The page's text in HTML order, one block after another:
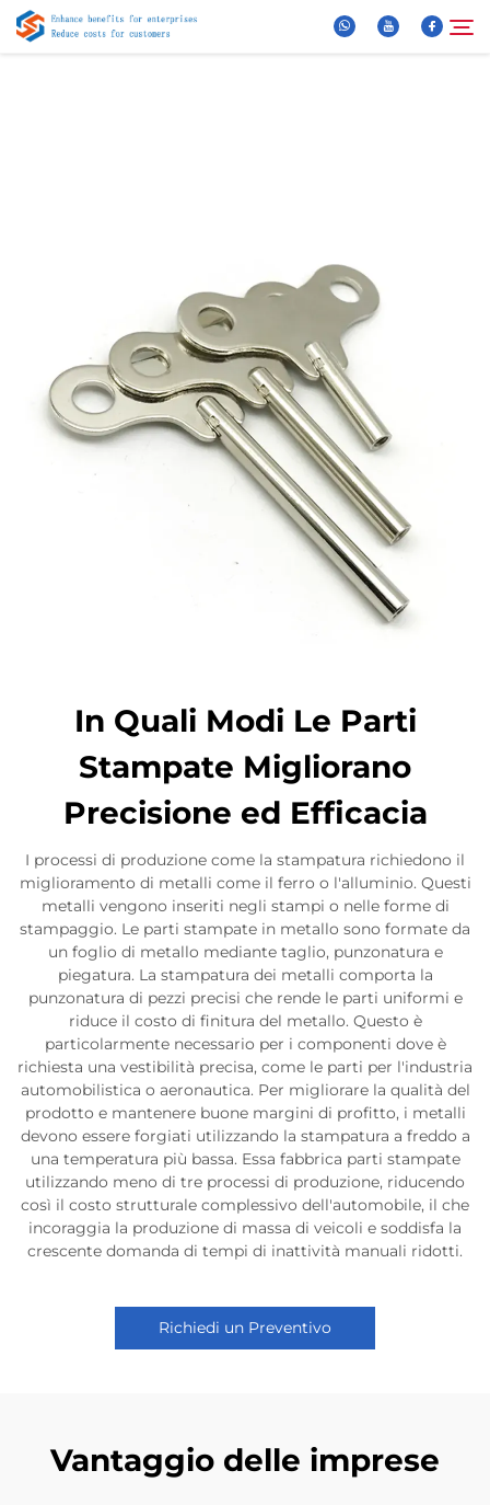
Video
In Quali Modi Le Parti
Stampate Migliorano
Precisione ed Efficacia
I processi di produzione come la stampatura richiedono il
miglioramento di metalli come il ferro o l'alluminio. Questi
metalli vengono inseriti negli stampi o nelle forme di
stampaggio. Le parti stampate in metallo sono formate da
un foglio di metallo mediante taglio, punzonatura e
piegatura. La stampatura dei metalli comporta la
punzonatura di pezzi precisi che rende le parti uniformi e
riduce il costo di finitura del metallo. Questo è
particolarmente necessario per i componenti dove è
richiesta una vestibilità precisa, come le parti per l'industria
automobilistica o aeronautica. Per migliorare la qualità del
prodotto e mantenere buone margini di profitto, i metalli
devono essere forgiati utilizzando la stampatura a freddo a
una temperatura più bassa. Essa fabbrica parti stampate
utilizzando meno di tre processi di produzione, riducendo
così il costo strutturale complessivo dell'automobile, il che
incoraggia la produzione di massa di veicoli e soddisfa la
crescente domanda di tempi di inattività manuali ridotti.
Richiedi un Preventivo
Vantaggio delle imprese